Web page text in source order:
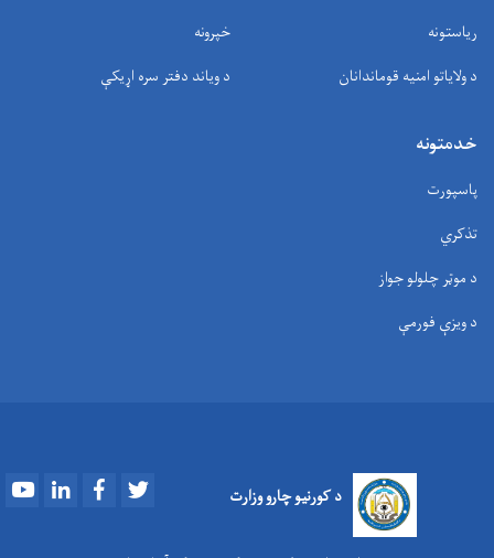
ریاستونه
د ولایاتو امنیه قوماندانان
خپرونه
د وياند دفتر سره اړیکې
خدمتونه
پاسپورت
تذکري
د موټر چلولو جواز
د ویزې فورمې
د کورنیو چارو وزارت YoutubeLinkedInFacebook